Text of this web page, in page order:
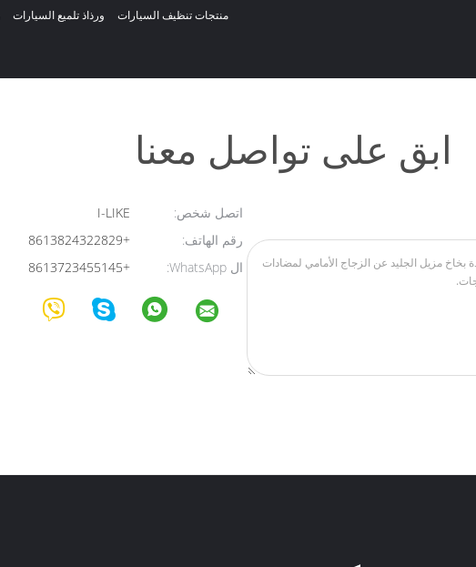
منتجات تنظيف السيارات ورذاذ تلميع السيارات
ابق على تواصل معنا
اتصل شخص:
رقم الهاتف:
+8613824322829
ال WhatsApp:
+8613723455145